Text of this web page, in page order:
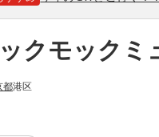
クモックミ
都港区